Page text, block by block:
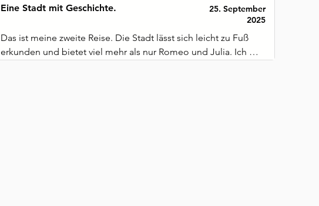
Eine Stadt mit Geschichte.
25. September
2025
Das ist meine zweite Reise. Die Stadt lässt sich leicht zu Fuß
erkunden und bietet viel mehr als nur Romeo und Julia. Ich